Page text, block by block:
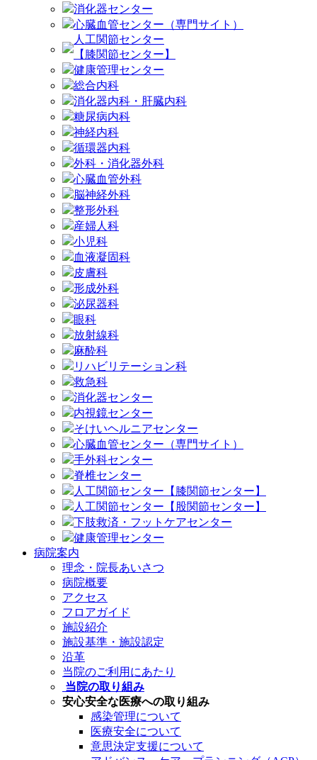
消化器センター
心臓血管センター（専門サイト）
人工関節センター
【膝関節センター】
健康管理センター
総合内科
消化器内科・肝臓内科
糖尿病内科
神経内科
循環器内科
外科・消化器外科
心臓血管外科
脳神経外科
整形外科
産婦人科
小児科
血液凝固科
皮膚科
形成外科
泌尿器科
眼科
放射線科
麻酔科
リハビリテーション科
救急科
消化器センター
内視鏡センター
そけいヘルニアセンター
心臓血管センター（専門サイト）
手外科センター
脊椎センター
人工関節センター【膝関節センター】
人工関節センター【股関節センター】
下肢救済・フットケアセンター
健康管理センター
病院案内
理念・院長あいさつ
病院概要
アクセス
フロアガイド
施設紹介
施設基準・施設認定
沿革
当院のご利用にあたり
当院の取り組み
安心安全な医療への取り組み
感染管理について
医療安全について
意思決定支援について